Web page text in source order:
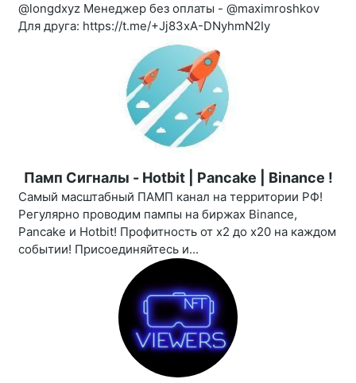
@longdxyz Менеджер без оплаты - @maximroshkov
Для друга: https://t.me/+Jj83xA-DNyhmN2Iy
Памп Сигналы - Hotbit | Pancake | Binance !
Самый масштабный ПАМП канал на территории РФ!
Регулярно проводим пампы на биржах Binance,
Pancake и Hotbit! Профитность от х2 до х20 на каждом
событии! Присоединяйтесь и...